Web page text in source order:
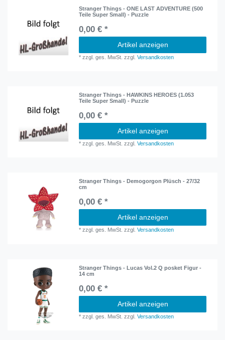
Stranger Things - ONE LAST ADVENTURE (500
Teile Super Small) - Puzzle
0,00 € *
Artikel anzeigen
*zzgl. ges. MwSt. zzgl.Versandkosten
Stranger Things - HAWKINS HEROES (1.053
Teile Super Small) - Puzzle
0,00 € *
Artikel anzeigen
*zzgl. ges. MwSt. zzgl.Versandkosten
Stranger Things - Demogorgon Plüsch - 27/32
cm
0,00 € *
Artikel anzeigen
*zzgl. ges. MwSt. zzgl.Versandkosten
Stranger Things - Lucas Vol.2 Q posket Figur -
14 cm
0,00 € *
Artikel anzeigen
*zzgl. ges. MwSt. zzgl.Versandkosten